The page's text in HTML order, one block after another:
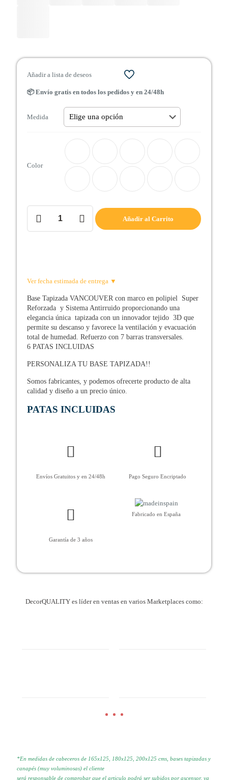
Añadir a lista de deseos
📦 Envío gratis en todos los pedidos y en 24/48h
Medida
Color
VANCOUVER
Añadir al Carrito
Ver fecha estimada de entrega ▼
Base Tapizada VANCOUVER con marco en polipiel Super
Reforzada y Sistema Antirruido proporcionando una
elegancia única tapizada con un innovador tejido 3D que
permite su descanso y favorece la ventilación y evacuación
total de humedad. Refuerzo con 7 barras transversales.
6 PATAS INCLUIDAS
PERSONALIZA TU BASE TAPIZADA!!
Somos fabricantes, y podemos ofrecerte producto de alta
calidad y diseño a un precio único.
PATAS INCLUIDAS
Envíos Gratuitos y en 24/48h Pago Seguro Encriptado
Garantía de 3 años
Fabricado en España
DecorQUALITY es líder en ventas en varios Marketplaces como:
*En medidas de cabeceros de 165x125, 180x125, 200x125 cms, bases tapizadas y
canapés (muy voluminosas) el cliente
será responsable de comprobar que el articulo podrá ser subidos porascensor, ya